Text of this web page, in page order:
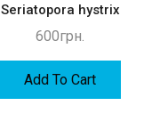
Seriatopora hystrix
600грн.
Add To Cart